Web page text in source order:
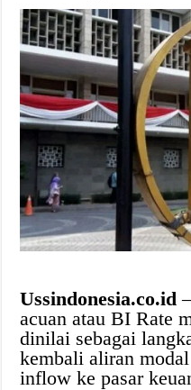
Ussindonesia.co.id
acuan atau BI Rate
dinilai sebagai
kembali aliran
inflow ke pasar